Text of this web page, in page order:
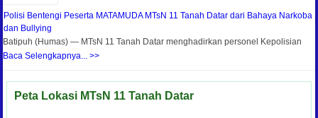
Polisi Bentengi Peserta MATAMUDA MTsN 11 Tanah Datar dari Bahaya Narkoba
dan Bullying
Batipuh (Humas) — MTsN 11 Tanah Datar menghadirkan personel Kepolisian
Baca Selengkapnya... >>
Peta Lokasi MTsN 11 Tanah Datar